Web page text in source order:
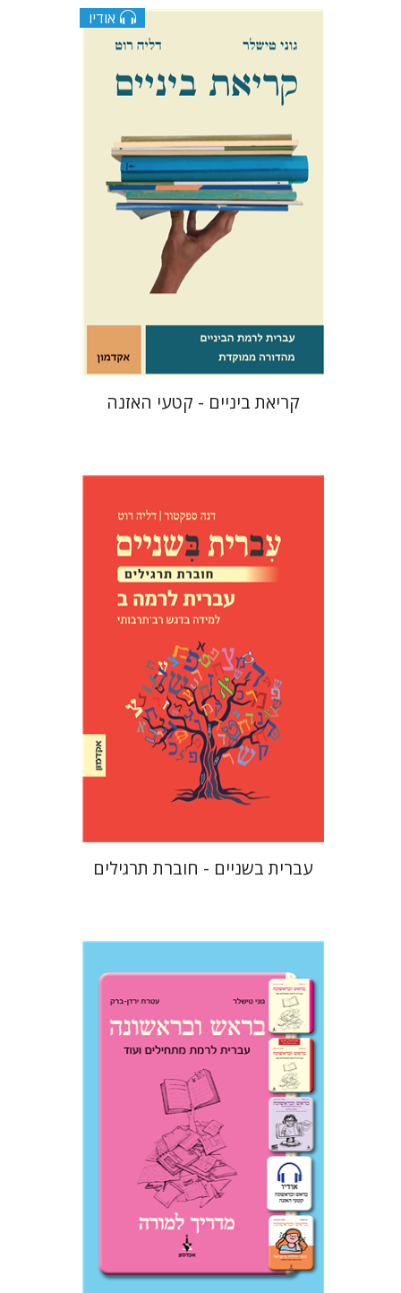
אודיו
גוני טישלר דליה רוט-גביזון
קריאת ביניים - קטעי האזנה
דנה ספקטור דליה רוט-גביזון
הנחת אתר ספר מודפס
$26
$23
עברית בשניים - חוברת תרגילים
עטרת ירדן-ברק גוני טישלר
הנחת אתר ספר מודפס
$32